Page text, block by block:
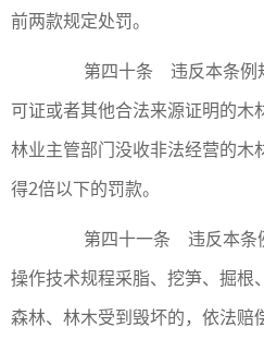
前两款规定处罚。
第四十条 违反本条例
可证或者其他合法来源证明的木
林业主管部门没收非法经营的木
得2倍以下的罚款。
第四十一条 违反本条
操作技术规程采脂、挖笋、掘根
森林、林木受到毁坏的，依法赔